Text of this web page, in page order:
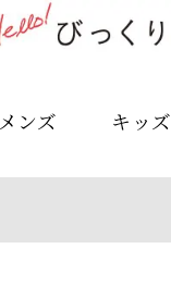
メンズ キッズ